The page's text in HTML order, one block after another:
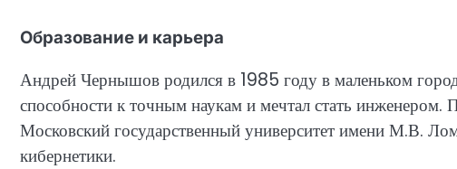
Образование и карьера
Андрей Чернышов родился в 1985 году в маленьком
способности к точным наукам и мечтал стать
Московский государственный университет имени М.В.
кибернетики.